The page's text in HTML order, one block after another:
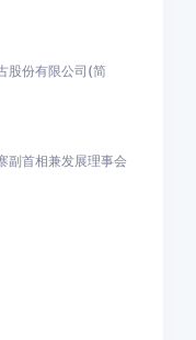
份有限公司(简
首相兼发展理事会